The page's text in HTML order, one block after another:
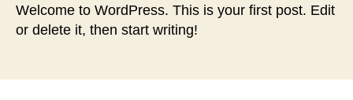
Welcome to WordPress. This is your first post. Edit
or delete it, then start writing!